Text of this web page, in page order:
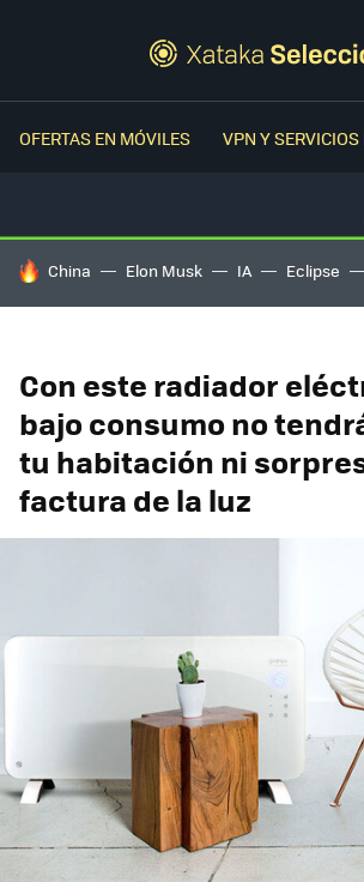
OFERTAS EN MÓVILES VPN Y
HOY SE HABLA DE
China Elon Musk IA Eclipse
Con este radiador
bajo consumo no
tu habitación ni
factura de la luz